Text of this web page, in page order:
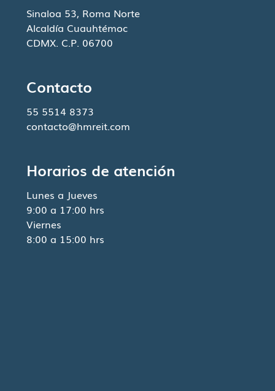
Sinaloa 53, Roma Norte
Alcaldía Cuauhtémoc
CDMX. C.P. 06700
Contacto
55 5514 8373
contacto@hmreit.com
Horarios de atención
Lunes a Jueves
9:00 a 17:00 hrs
Viernes
8:00 a 15:00 hrs